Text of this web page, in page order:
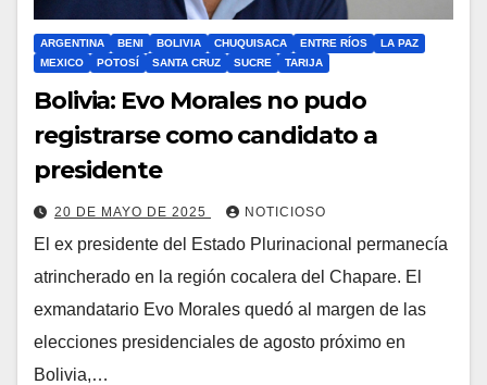
ARGENTINA BENI BOLIVIA CHUQUISACA ENTRE RÍOS
LA PAZ
MEXICO
POTOSÍ SANTA CRUZ SUCRE TARIJA
Bolivia: Evo Morales no pudo
registrarse como candidato a
presidente
20 DE MAYO DE 2025 NOTICIOSO
El ex presidente del Estado Plurinacional permanecía
atrincherado en la región cocalera del Chapare. El
exmandatario Evo Morales quedó al margen de las
elecciones presidenciales de agosto próximo en
Bolivia,…